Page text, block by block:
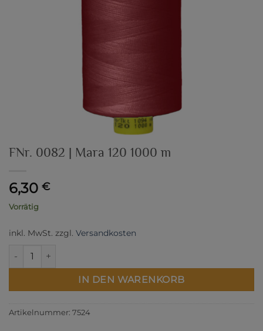
FNr. 0082 | Mara 120 1000 m
6,30 €
Vorrätig
inkl. MwSt. zzgl. Versandkosten
FNr. 0082 | Mara 120 1000 m Menge
IN DEN WARENKORB
Artikelnummer: 7524